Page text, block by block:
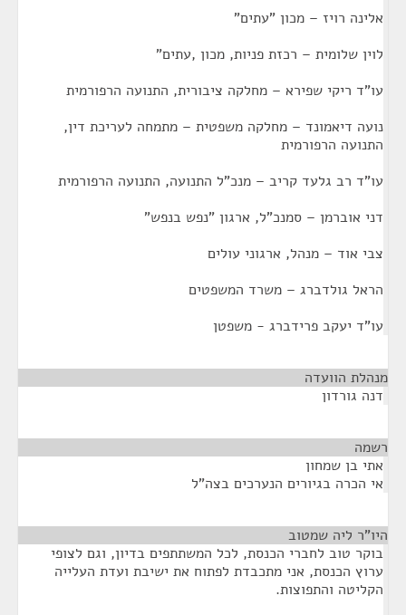
אלינה רויז – מכון "עתים"
לוין שלומית – רכזת פניות, מכון ,עתים"
עו"ד ריקי שפירא – מחלקה ציבורית, התנועה הרפורמית
נועה דיאמונד – מחלקה משפטית – מתמחה לעריכת דין,
התנועה הרפורמית
עו"ד רב גלעד קריב – מנכ"ל התנועה, התנועה הרפורמית
דני אוברמן – סמנכ"ל, ארגון "נפש בנפש"
צבי אוד – מנהל, ארגוני עולים
הראל גולדברג – משרד המשפטים
עו"ד יעקב פרידברג - משפטן
מנהלת הוועדה
דנה גורדון
רשמה
אתי בן שמחון
אי הכרה בגיורים הנערכים בצה"ל
היו"ר ליה שמטוב
בוקר טוב לחברי הכנסת, לכל המשתתפים בדיון, וגם לצופי
ערוץ הכנסת, אני מתכבדת לפתוח את ישיבת ועדת העלייה
הקליטה והתפוצות.